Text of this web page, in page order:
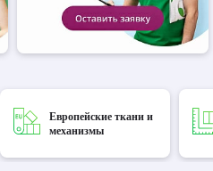
Европейские ткани и
механизмы